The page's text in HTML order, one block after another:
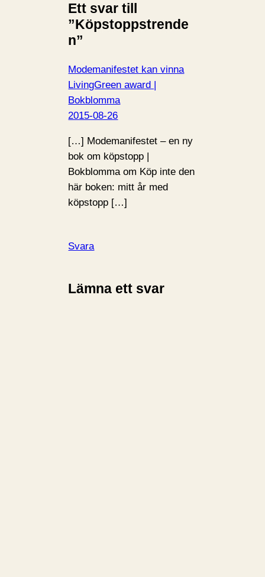
Ett svar till
”Köpstoppstrende
n”
Modemanifestet kan vinna
LivingGreen award |
Bokblomma
2015-08-26
[…] Modemanifestet – en ny
bok om köpstopp |
Bokblomma om Köp inte den
här boken: mitt år med
köpstopp […]
Svara
Lämna ett svar